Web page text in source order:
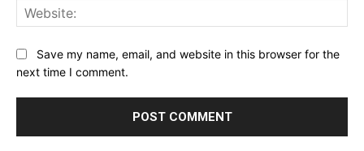
Save my name, email, and website in this browser for the
next time I comment.